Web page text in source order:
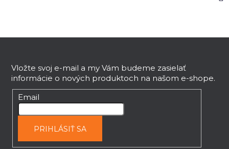
Vložte svoj e-mail a my Vám budeme zasielať
informácie o nových produktoch na našom e-shope.
Email
PRIHLÁSIŤ SA